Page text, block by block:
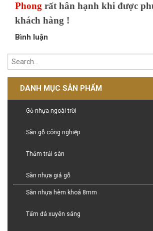
Phong rất hân hạnh khi được
khách hàng !
Bình luận
DANH MỤC SẢN PHẨM
Gỗ nhựa ngoài trời
Sàn gỗ công nghiệp
Thảm trải sàn
Sàn nhựa giả gỗ
Sàn nhựa hèm khoá 8mm
Tấm đá xuyên sáng